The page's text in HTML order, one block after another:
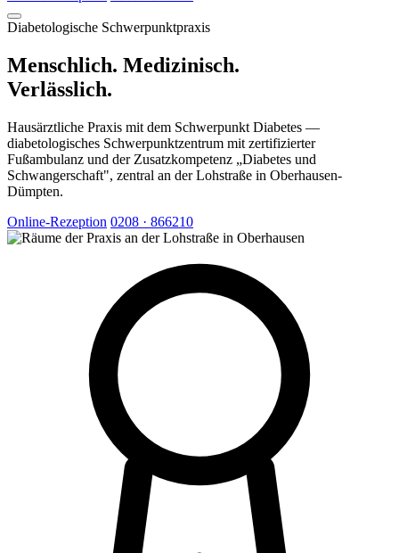
Diabetologische Schwerpunktpraxis
Menschlich. Medizinisch.
Verlässlich.
Hausärztliche Praxis mit dem Schwerpunkt Diabetes —
diabetologisches Schwerpunktzentrum mit zertifizierter
Fußambulanz und der Zusatzkompetenz „Diabetes und
Schwangerschaft", zentral an der Lohstraße in Oberhausen-
Dümpten.
Online-Rezeption 0208 · 866210